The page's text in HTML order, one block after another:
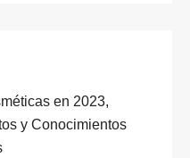
en 2023,
y Conocimientos